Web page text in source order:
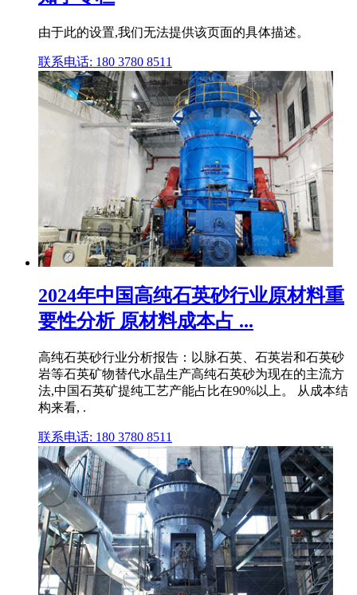
由于此的设置,我们无法提供该页面的具体描述。
联系电话: 180 3780 8511
2024年中国高纯石英砂行业原材料重
要性分析 原材料成本占 ...
高纯石英砂行业分析报告：以脉石英、石英岩和石英砂
岩等石英矿物替代水晶生产高纯石英砂为现在的主流方
法,中国石英矿提纯工艺产能占比在90%以上。 从成本结
构来看, .
联系电话: 180 3780 8511